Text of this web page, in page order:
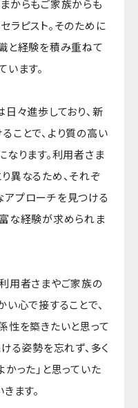
からもご家族からも
ラピスト。そのために
と経験を積み重ねて
ます。
日々進歩しており、新
ことで、より質の高い
なります。利用者さま
異なるため、それぞ
プローチを見つける
な経験が求められま
用者さまやご家族の
心で接することで、
性を築きたいと思って
る姿勢を忘れず、多く
った」と思っていた
ます。